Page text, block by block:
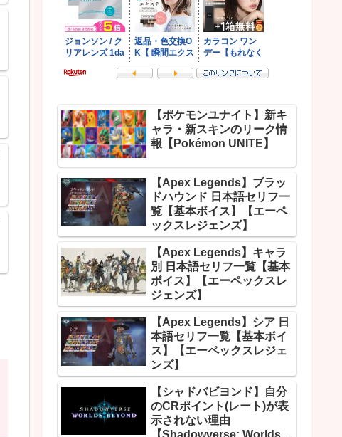
【ポケモンユナイト】新キ
ャラ・新スキンのリーク情
報【Pokémon UNITE】
【Apex Legends】ブラッ
ドハウンド 日本語セリフ一
覧【基本ボイス】【エーペ
ックスレジェンズ】
【Apex Legends】キャラ
別 日本語セリフ一覧【基本
ボイス】【エーペックスレ
ジェンズ】
【Apex Legends】シア 日
本語セリフ一覧【基本ボイ
ス】【エーペックスレジェ
ンズ】
【シャドバビヨンド】自分
のCRポイント(レート)が表
示されない理由
【Shadowverse: Worlds